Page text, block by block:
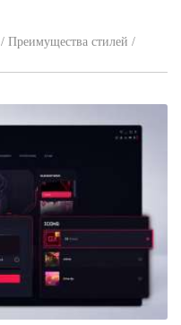
/ Преимущества стилей /